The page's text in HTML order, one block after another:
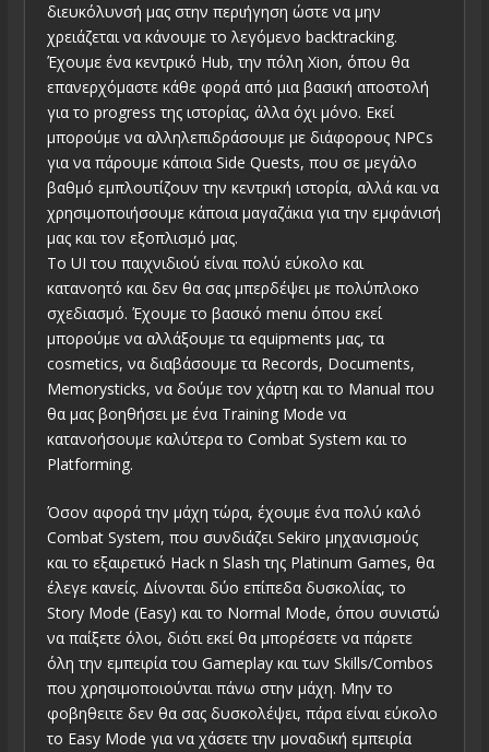
διευκόλυνσή μας στην περιήγηση ώστε να μην
χρειάζεται να κάνουμε το λεγόμενο backtracking.
Έχουμε ένα κεντρικό Hub, την πόλη Xion, όπου θα
επανερχόμαστε κάθε φορά από μια βασική αποστολή
για το progress της ιστορίας, άλλα όχι μόνο. Εκεί
μπορούμε να αλληλεπιδράσουμε με διάφορους NPCs
για να πάρουμε κάποια Side Quests, που σε μεγάλο
βαθμό εμπλουτίζουν την κεντρική ιστορία, αλλά και να
χρησιμοποιήσουμε κάποια μαγαζάκια για την εμφάνισή
μας και τον εξοπλισμό μας.
Το UI του παιχνιδιού είναι πολύ εύκολο και
κατανοητό και δεν θα σας μπερδέψει με πολύπλοκο
σχεδιασμό. Έχουμε το βασικό menu όπου εκεί
μπορούμε να αλλάξουμε τα equipments μας, τα
cosmetics, να διαβάσουμε τα Records, Documents,
Memorysticks, να δούμε τον χάρτη και το Manual που
θα μας βοηθήσει με ένα Training Mode να
κατανοήσουμε καλύτερα το Combat System και το
Platforming.
Όσον αφορά την μάχη τώρα, έχουμε ένα πολύ καλό
Combat System, που συνδιάζει Sekiro μηχανισμούς
και το εξαιρετικό Hack n Slash της Platinum Games, θα
έλεγε κανείς. Δίνονται δύο επίπεδα δυσκολίας, το
Story Mode (Easy) και το Normal Mode, όπου συνιστώ
να παίξετε όλοι, διότι εκεί θα μπορέσετε να πάρετε
όλη την εμπειρία του Gameplay και των Skills/Combos
που χρησιμοποιούνται πάνω στην μάχη. Μην το
φοβηθειτε δεν θα σας δυσκολέψει, πάρα είναι εύκολο
το Easy Mode για να χάσετε την μοναδική εμπειρία